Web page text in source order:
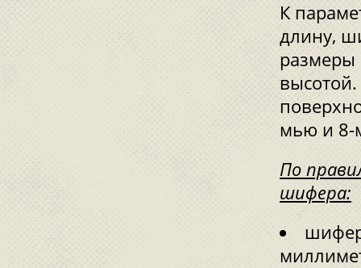
К
длину,
размеры
мью и 8-
По
шифера: